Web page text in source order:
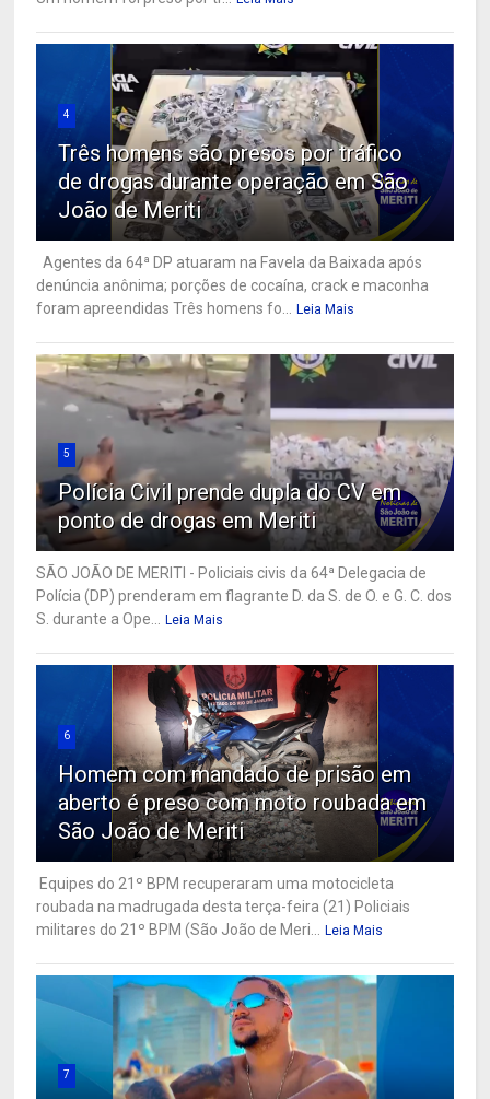
4
Três homens são presos por tráfico
de drogas durante operação em São
João de Meriti
Agentes da 64ª DP atuaram na Favela da Baixada após
denúncia anônima; porções de cocaína, crack e maconha
foram apreendidas Três homens fo... Leia Mais
5
Polícia Civil prende dupla do CV em
ponto de drogas em Meriti
SÃO JOÃO DE MERITI - Policiais civis da 64ª Delegacia de
Polícia (DP) prenderam em flagrante D. da S. de O. e G. C. dos
S. durante a Ope... Leia Mais
6
Homem com mandado de prisão em
aberto é preso com moto roubada em
São João de Meriti
Equipes do 21º BPM recuperaram uma motocicleta
roubada na madrugada desta terça-feira (21) Policiais
militares do 21º BPM (São João de Meri... Leia Mais
7